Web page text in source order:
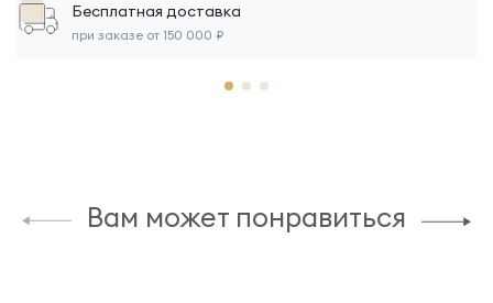
Бесплатная доставка
при заказе от 150 000 ₽
Вам может понравиться